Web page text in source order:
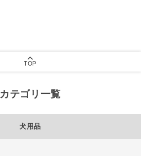
TOP
カテゴリ一覧
犬用品